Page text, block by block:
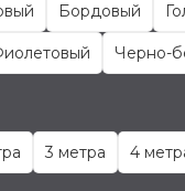
Бордовый
Черно-
3 метра 4